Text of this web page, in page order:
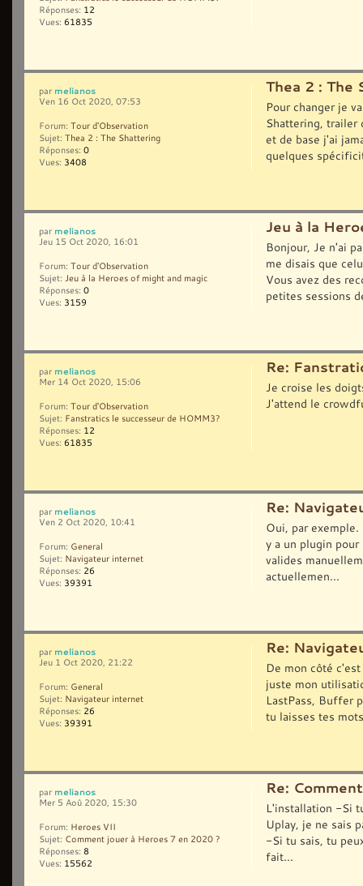
Réponses: 12
Vues: 61835
Thea 2 : The
Pour changer je
Shattering,
et de base j'ai
quelques
par melianos
Ven 16 Oct 2020, 07:53
Forum: Tour d'Observation
Sujet: Thea 2 : The Shattering
Réponses: 0
Vues: 3408
Jeu à la
Bonjour, Je n'ai
me disais que
Vous avez des
petites sessions
par melianos
Jeu 15 Oct 2020, 16:01
Forum: Tour d'Observation
Sujet: Jeu à la Heroes of might and magic
Réponses: 0
Vues: 3159
Re:
Je croise les
J'attend le
par melianos
Mer 14 Oct 2020, 15:06
Forum: Tour d'Observation
Sujet: Fanstratics le successeur de HOMM3?
Réponses: 12
Vues: 61835
Re:
Oui, par
y a un plugin
valides
actuellemen...
par melianos
Ven 2 Oct 2020, 10:41
Forum: General
Sujet: Navigateur internet
Réponses: 26
Vues: 39391
Re:
De mon côté
juste mon
LastPass, Buffer
tu laisses tes
par melianos
Jeu 1 Oct 2020, 21:22
Forum: General
Sujet: Navigateur internet
Réponses: 26
Vues: 39391
Re:
L'installation -Si
Uplay, je ne sais
-Si tu sais, tu
fait...
par melianos
Mer 5 Aoû 2020, 15:30
Forum: Heroes VII
Sujet: Comment jouer à Heroes 7 en 2020 ?
Réponses: 8
Vues: 15562